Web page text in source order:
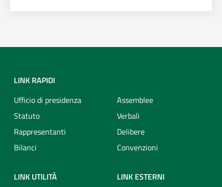
LINK RAPIDI
Ufficio di presidenza
Statuto
Rappresentanti
Bilanci
Assemblee
Verbali
Delibere
Convenzioni
LINK UTILITÀ
LINK ESTERNI